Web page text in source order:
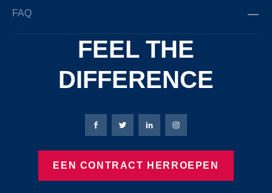
FAQ
FEEL THE
DIFFERENCE
Bierbaum-Proenen Facebook-pagina
Bierbaum-Proenen X-pagina
Bierbaum-Proenen
Bierbaum-Proenen
EEN CONTRACT HERROEPEN